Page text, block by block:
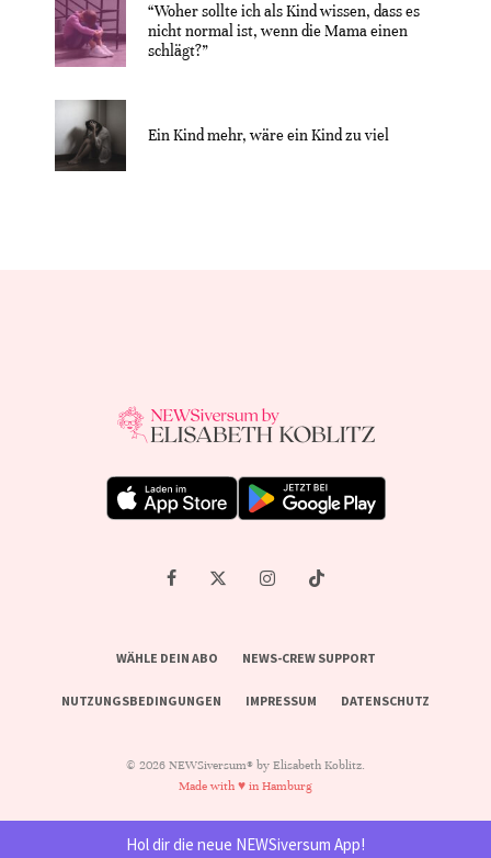
“Woher sollte ich als Kind wissen, dass es
nicht normal ist, wenn die Mama einen
schlägt?”
Ein Kind mehr, wäre ein Kind zu viel
WÄHLE DEIN ABO NEWS-CREW SUPPORT
NUTZUNGSBEDINGUNGEN IMPRESSUM DATENSCHUTZ
© 2026 NEWSiversum® by Elisabeth Koblitz.
Made with ♥ in Hamburg
Hol dir die neue NEWSiversum App!